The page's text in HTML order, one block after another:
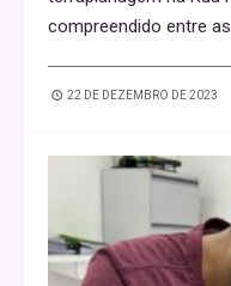
compreendido entre as
22 DE DEZEMBRO DE 2023